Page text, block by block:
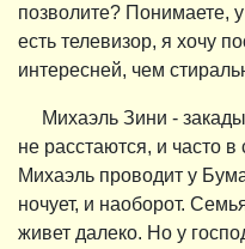
позволите? Понимаете,
есть телевизор, я хочу
интересней, чем
Михаэль Зини -
не расстаются, и часто
Михаэль проводит у
ночует, и наоборот.
живет далеко. Но у